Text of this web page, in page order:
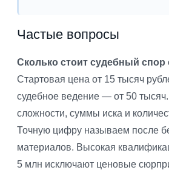
Частые вопросы
Сколько стоит судебный спор
Стартовая цена от 15 тысяч
судебное ведение — от 50 тысяч.
сложности, суммы иска и
Точную цифру называем после
материалов. Высокая
5 млн исключают ценовые